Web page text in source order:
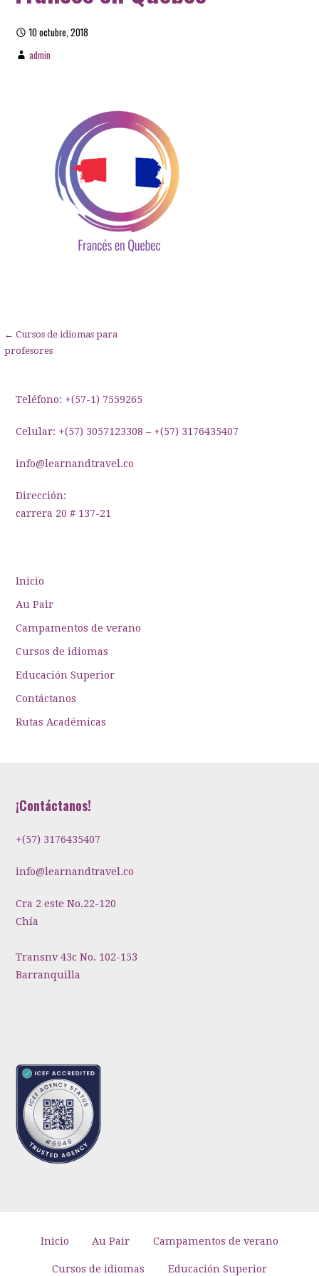
10 octubre, 2018
admin
Navegación
de
entradas
← Cursos de idiomas para
profesores
Teléfono: +(57-1) 7559265
Celular: +(57) 3057123308 – +(57) 3176435407
info@learnandtravel.co
Dirección:
carrera 20 # 137-21
Inicio
Au Pair
Campamentos de verano
Cursos de idiomas
Educación Superior
Contáctanos
Rutas Académicas
¡Contáctanos!
+(57) 3176435407
info@learnandtravel.co
Cra 2 este No.22-120
Chía
Transnv 43c No. 102-153
Barranquilla
Inicio Au Pair Campamentos de verano
Cursos de idiomas Educación Superior